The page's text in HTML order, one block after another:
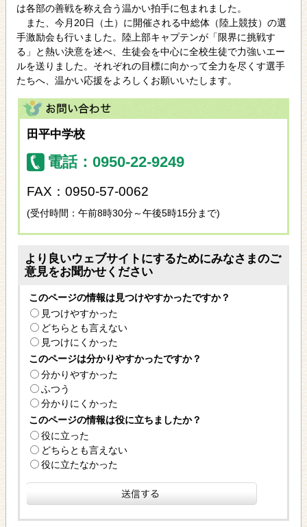
は各部の善戦を称え合う温かい拍手に包まれました。
また、今月20日（土）に開催される中総体（陸上競技）の選
手激励会も行いました。陸上部キャプテンが「限界に挑戦す
る」と熱い決意を述べ、生徒会を中心に全校生徒で力強いエー
ルを送りました。それぞれの目標に向かって全力を尽くす選手
たちへ、温かい応援をよろしくお願いいたします。
田平中学校
電話：0950-22-9249
FAX：0950-57-0062
(受付時間：午前8時30分～午後5時15分まで)
より良いウェブサイトにするためにみなさまのご
意見をお聞かせください
このページの情報は見つけやすかったですか？
見つけやすかった
どちらとも言えない
見つけにくかった
このページは分かりやすかったですか？
分かりやすかった
ふつう
分かりにくかった
このページの情報は役に立ちましたか？
役に立った
どちらとも言えない
役に立たなかった